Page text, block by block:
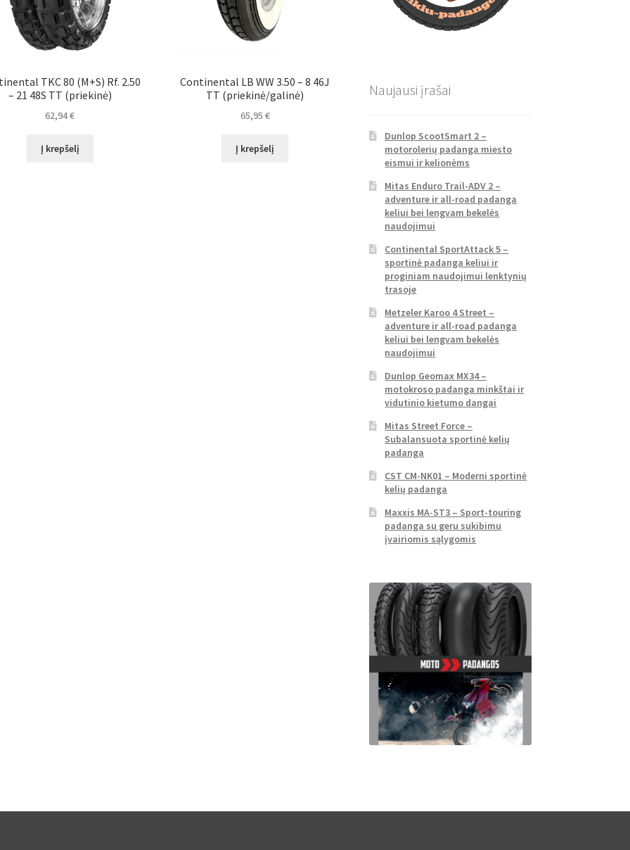
TKC 80 (M+S) Rf. 2.50
– 21 48S TT (priekinė)
62,94€
Į krepšelį
Continental LB WW 3.50 – 8 46J
TT (priekinė/galinė)
65,95 €
Į krepšelį
Naujausi įrašai
Dunlop ScootSmart 2 –
motorolerių padanga miesto
eismui ir kelionėms
Mitas Enduro Trail-ADV 2 –
adventure ir all-road padanga
keliui bei lengvam bekelės
naudojimui
Continental SportAttack 5 –
sportinė padanga keliui ir
proginiam naudojimui lenktynių
trasoje
Metzeler Karoo 4 Street –
adventure ir all-road padanga
keliui bei lengvam bekelės
naudojimui
Dunlop Geomax MX34 –
motokroso padanga minkštai ir
vidutinio kietumo dangai
Mitas Street Force –
Subalansuota sportinė kelių
padanga
CST CM-NK01 – Moderni sportinė
kelių padanga
Maxxis MA-ST3 – Sport-touring
padanga su geru sukibimu
įvairiomis sąlygomis